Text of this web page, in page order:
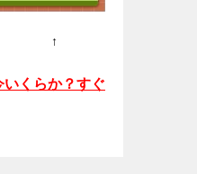
↑
くらか？すぐ